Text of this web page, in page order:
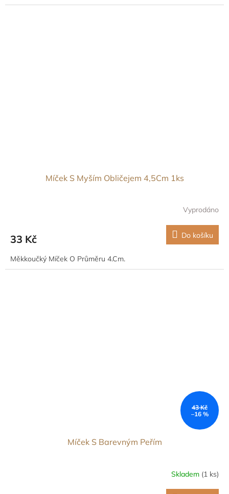
Míček S Myším Obličejem 4,5Cm 1ks
Vyprodáno
33 Kč Do košíku
Měkkoučký Míček O Průměru 4.Cm.
43 Kč
–16 %
Míček S Barevným Peřím
Skladem (1 ks)